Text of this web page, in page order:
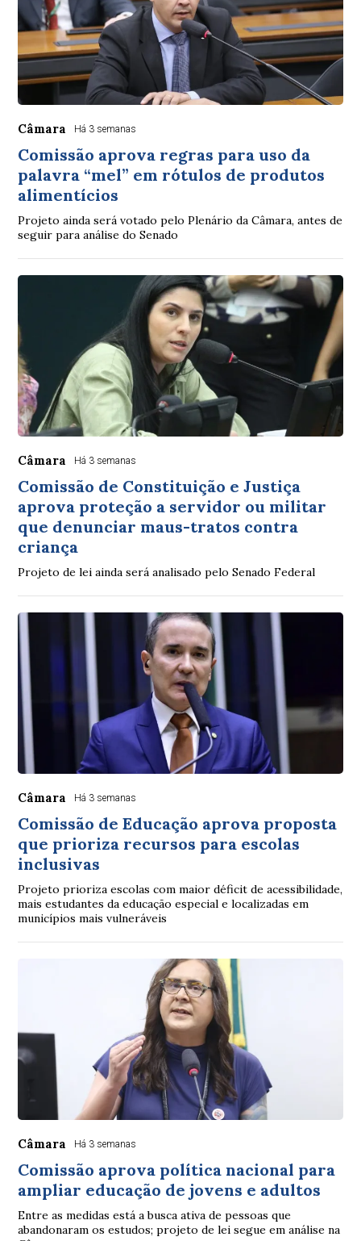
Câmara Há 3 semanas
Comissão aprova regras para uso da
palavra “mel” em rótulos de produtos
alimentícios
Projeto ainda será votado pelo Plenário da Câmara, antes de
seguir para análise do Senado
Câmara Há 3 semanas
Comissão de Constituição e Justiça
aprova proteção a servidor ou militar
que denunciar maus-tratos contra
criança
Projeto de lei ainda será analisado pelo Senado Federal
Câmara Há 3 semanas
Comissão de Educação aprova proposta
que prioriza recursos para escolas
inclusivas
Projeto prioriza escolas com maior déficit de acessibilidade,
mais estudantes da educação especial e localizadas em
municípios mais vulneráveis
Câmara Há 3 semanas
Comissão aprova política nacional para
ampliar educação de jovens e adultos
Entre as medidas está a busca ativa de pessoas que
abandonaram os estudos; projeto de lei segue em análise na